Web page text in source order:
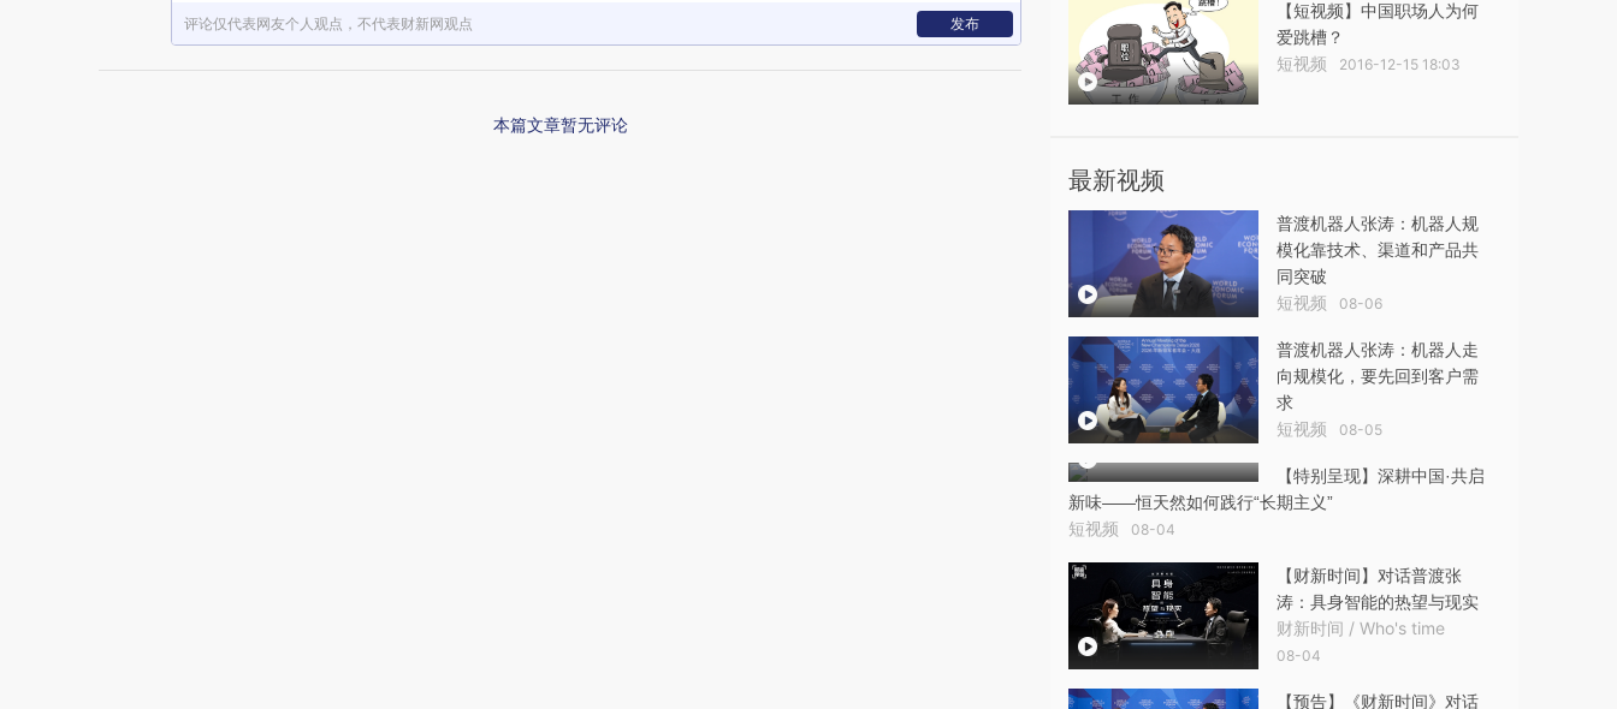
评论仅代表网友个人观点，不代表财新网观点 发布
本篇文章暂无评论
【短视频】中国职场人为何
爱跳槽？
短视频 2016-12-15 18:03
最新视频
普渡机器人张涛：机器人规
模化靠技术、渠道和产品共
同突破
短视频 08-06
普渡机器人张涛：机器人走
向规模化，要先回到客户需
求
短视频 08-05
【特别呈现】深耕中国·共启
新味——恒天然如何践行“长期主义”
短视频 08-04
【财新时间】对话普渡张
涛：具身智能的热望与现实
财新时间 / Who's time
08-04
【预告】《财新时间》对话